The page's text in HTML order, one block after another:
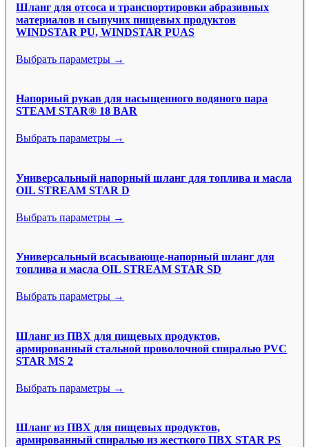
Шланг для отсоса и транспортировки абразивных
материалов и сыпучих пищевых продуктов
WINDSTAR PU, WINDSTAR PUAS
Выбрать параметры →
Напорный рукав для насыщенного водяного пара
STEAM STAR® 18 BAR
Выбрать параметры →
Универсальный напорный шланг для топлива и масла
OIL STREAM STAR D
Выбрать параметры →
Универсальный всасывающе-напорный шланг для
топлива и масла OIL STREAM STAR SD
Выбрать параметры →
Шланг из ПВХ для пищевых продуктов,
армированный стальной проволочной спиралью PVC
STAR MS 2
Выбрать параметры →
Шланг из ПВХ для пищевых продуктов,
армированный спиралью из жесткого ПВХ STAR PS